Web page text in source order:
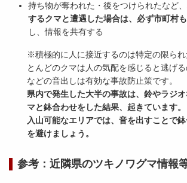
持ち物が奪われた・後をつけられたなど、
するクマと遭遇した場合は、必ず市町村
し、情報を共有する
※積極的に人に接近するのは特定の限ら
とんどのクマは人の気配を感じると逃げ
などの音出しは有効な事故防止策です。
県内で発生した大半の事故は、鈴やラジ
マと鉢合わせをした結果、起きています。
入山可能なエリアでは、音を出すことで
を避けましょう。
参考：近隣県のツキノワグマ情報